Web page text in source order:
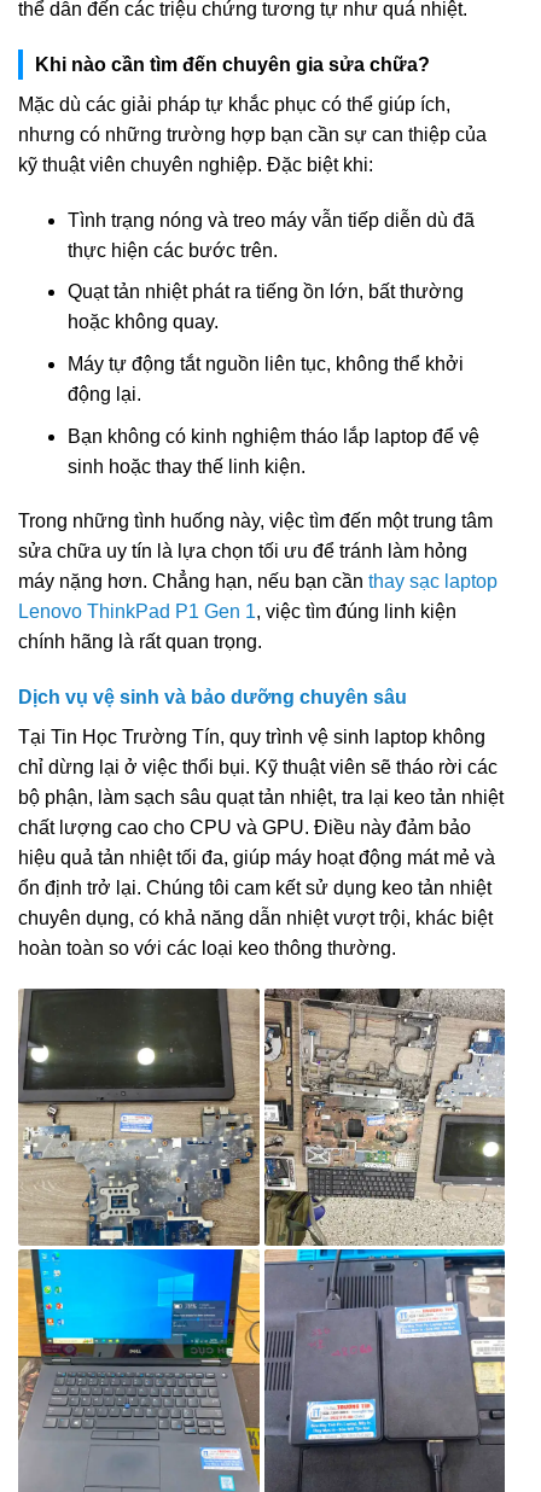
thể dẫn đến các triệu chứng tương tự như quá nhiệt.
Khi nào cần tìm đến chuyên gia sửa chữa?
Mặc dù các giải pháp tự khắc phục có thể giúp ích,
nhưng có những trường hợp bạn cần sự can thiệp của
kỹ thuật viên chuyên nghiệp. Đặc biệt khi:
Tình trạng nóng và treo máy vẫn tiếp diễn dù đã
thực hiện các bước trên.
Quạt tản nhiệt phát ra tiếng ồn lớn, bất thường
hoặc không quay.
Máy tự động tắt nguồn liên tục, không thể khởi
động lại.
Bạn không có kinh nghiệm tháo lắp laptop để vệ
sinh hoặc thay thế linh kiện.
Trong những tình huống này, việc tìm đến một trung tâm
sửa chữa uy tín là lựa chọn tối ưu để tránh làm hỏng
máy nặng hơn. Chẳng hạn, nếu bạn cần thay sạc laptop
Lenovo ThinkPad P1 Gen 1, việc tìm đúng linh kiện
chính hãng là rất quan trọng.
Dịch vụ vệ sinh và bảo dưỡng chuyên sâu
Tại Tin Học Trường Tín, quy trình vệ sinh laptop không
chỉ dừng lại ở việc thổi bụi. Kỹ thuật viên sẽ tháo rời các
bộ phận, làm sạch sâu quạt tản nhiệt, tra lại keo tản nhiệt
chất lượng cao cho CPU và GPU. Điều này đảm bảo
hiệu quả tản nhiệt tối đa, giúp máy hoạt động mát mẻ và
ổn định trở lại. Chúng tôi cam kết sử dụng keo tản nhiệt
chuyên dụng, có khả năng dẫn nhiệt vượt trội, khác biệt
hoàn toàn so với các loại keo thông thường.